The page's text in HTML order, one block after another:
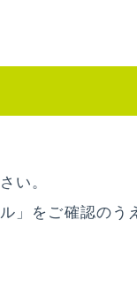
い。
」をご確認のう